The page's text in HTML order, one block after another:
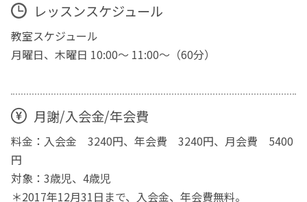
レッスンスケジュール
教室スケジュール
月曜日、木曜日 10:00〜 11:00〜（60分）
月謝/入会金/年会費
料金：入会金 3240円、年会費 3240円、月会費 5400
円
対象：3歳児、4歳児
＊2017年12月31日まで、入会金、年会費無料。